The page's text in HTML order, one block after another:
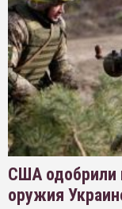
США одобрили
оружия